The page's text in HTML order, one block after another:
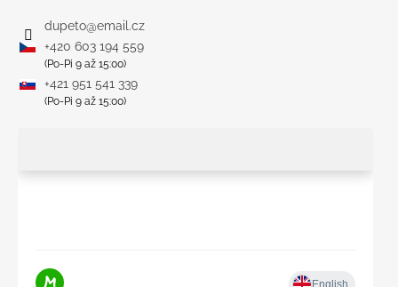
dupeto@email.cz
+420 603 194 559
(Po-Pi 9 až 15:00)
+421 951 541 339
(Po-Pi 9 až 15:00)